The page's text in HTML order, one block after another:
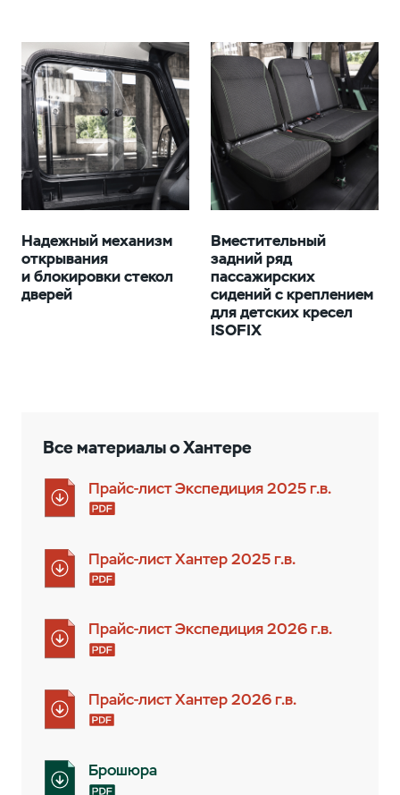
Надежный механизм
открывания
и блокировки стекол
дверей
Вместительный
задний ряд
пассажирских
сидений с креплением
для детских кресел
ISOFIX
Все материалы о Хантерe
Прайс-лист Экспедиция 2025 г.в.
Прайс-лист Хантер 2025 г.в.
Прайс-лист Экспедиция 2026 г.в.
Прайс-лист Хантер 2026 г.в.
Брошюра